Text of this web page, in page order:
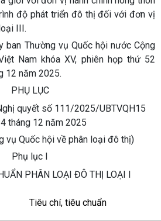
độ phát triển đô thị đối với đơn vị
III.
ban Thường vụ Quốc hội nước Cộng
Nam khóa XV, phiên họp thứ 52
12 năm 2025.
PHỤ LỤC
quyết số 111/2025/UBTVQH15
tháng 12 năm 2025
vụ Quốc hội về phân loại đô thị)
Phụ lục I
PHÂN LOẠI ĐÔ THỊ LOẠI I
Tiêu chí, tiêu chuẩn